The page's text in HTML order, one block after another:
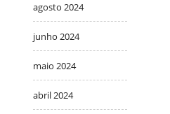
agosto 2024
junho 2024
maio 2024
abril 2024